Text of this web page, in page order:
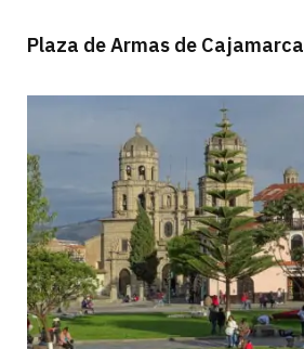
Plaza de Armas de Cajamarca